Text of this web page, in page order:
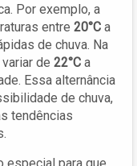
Por exemplo, a
entre 20°C a
de chuva. Na
de 22°C a
Essa alternância
de chuva,
tendências
especial para que